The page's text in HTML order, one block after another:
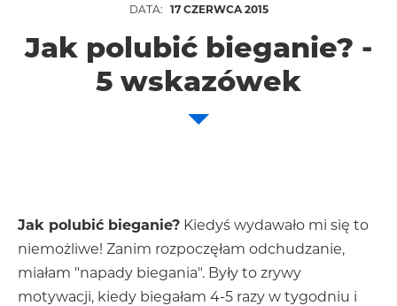
17 CZERWCA 2015
Jak polubić bieganie? -
5 wskazówek
Jak polubić bieganie? Kiedyś wydawało mi się to
niemożliwe! Zanim rozpoczęłam odchudzanie,
miałam "napady biegania". Były to zrywy
motywacji, kiedy biegałam 4-5 razy w tygodniu i